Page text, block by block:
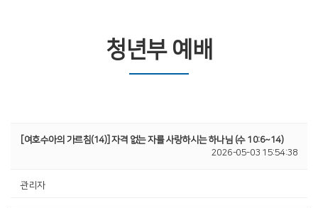
청년부 예배
[여호수아의 가르침(14)] 자격 없는 자를 사랑하시는 하나님 (수 10:6~14)
2026-05-03 15:54:38
관리자